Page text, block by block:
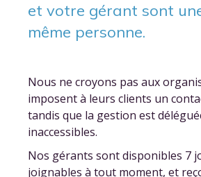
et votre gérant sont
même personne.
Nous ne croyons pas aux
imposent à leurs clients un
tandis que la gestion est
inaccessibles.
Nos gérants sont disponibles 7
joignables à tout moment, et